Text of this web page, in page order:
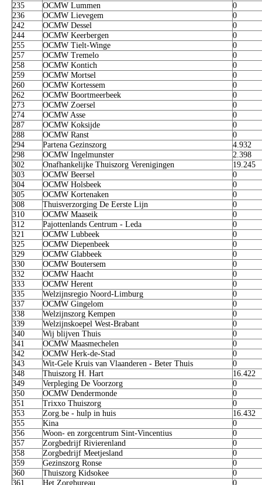
235
OCMW Lummen
0
236
OCMW Lievegem
0
242
OCMW Dessel
0
244
OCMW Keerbergen
0
255
OCMW Tielt-Winge
0
257
OCMW Tremelo
0
258
OCMW Kontich
0
259
OCMW Mortsel
0
260
OCMW Kortessem
0
262
OCMW Boortmeerbeek
0
273
OCMW Zoersel
0
274
OCMW Asse
0
287
OCMW Koksijde
0
288
OCMW Ranst
0
294
Partena Gezinszorg
4.932
298
OCMW Ingelmunster
2.398
302
Onafhankelijke Thuiszorg Verenigingen
19.245
303
OCMW Beersel
0
304
OCMW Holsbeek
0
305
OCMW Kortenaken
0
308
Thuisverzorging De Eerste Lijn
0
310
OCMW Maaseik
0
312
Pajottenlands Centrum - Leda
0
321
OCMW Lubbeek
0
325
OCMW Diepenbeek
0
329
OCMW Glabbeek
0
330
OCMW Boutersem
0
332
OCMW Haacht
0
333
OCMW Herent
0
335
Welzijnsregio Noord-Limburg
0
337
OCMW Gingelom
0
338
Welzijnszorg Kempen
0
339
Welzijnskoepel West-Brabant
0
340
Wij blijven Thuis
0
341
OCMW Maasmechelen
0
342
OCMW Herk-de-Stad
0
343
Wit-Gele Kruis van Vlaanderen - Beter Thuis
0
348
Thuiszorg H. Hart
16.422
349
Verpleging De Voorzorg
0
350
OCMW Dendermonde
0
351
Trixxo Thuiszorg
0
353
Zorg.be - hulp in huis
16.432
355
Kina
0
356
Woon- en zorgcentrum Sint-Vincentius
0
357
Zorgbedrijf Rivierenland
0
358
Zorgbedrijf Meetjesland
0
359
Gezinszorg Ronse
0
360
Thuiszorg Kidsokee
0
361
Het Zorgbureau
0